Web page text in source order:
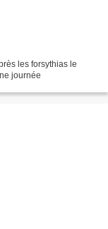
les forsythias le
journée